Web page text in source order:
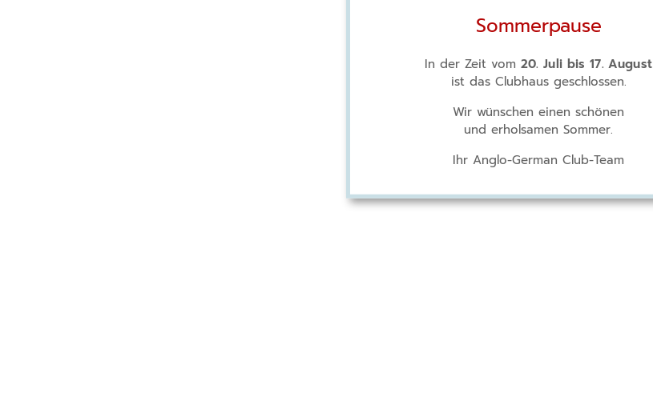
Sommerpause
In der Zeit vom 20. Juli bis 17. August
ist das Clubhaus geschlossen.
Wir wünschen einen schönen
und erholsamen Sommer.
Ihr Anglo-German Club-Team